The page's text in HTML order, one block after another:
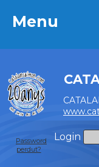
Menu
Login
Password
perdut?
Menu